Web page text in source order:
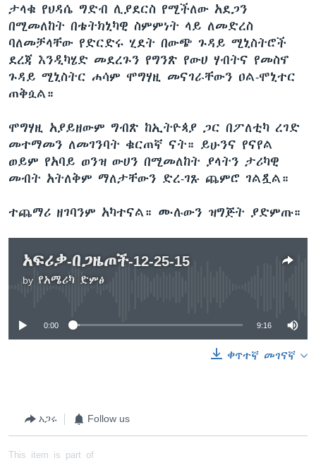
ታላቁ የህዳሴ ግድብ ሊያደርስ የሚችለው አደጋን
በሚመለከት በቴትክኒካዊ ስምምነት ላይ ለመድረስ
ባለመቻላቸው የድርድሩ ሂደት በውጭ ጉዳይ ሚኒስትሮች
ደረጃ እንዲካሄድ መደረጉን የግንጽ የውሀ ሃብትና የመስኖ
ጉዳይ ሚኒስትር ሐሳም ሞግሃዚ መናገራቸውን ዐል-ሞኒተር
ጠቅሷል።
ሞግሃዚ አያይዘውም ግብጽ ከኢትዮጳያ ጋር በፖለቲካ ረገድ
መተማመን ለመገንባት ቁርጠኛ ናት። ይሁንና የናየል
ወይም የአባይ ወንዝ ውሀን በሚመለከት ያላትን ታሪካዊ
መብት አትለቅም ማለታቸውን ድረ-ገጹ ጨምሮ ገልጿል።
ተጨማሪ ዘገባንም አካተናል። ሙሉውን ዝግጅት ያድምጡ።
አፍሪቃ-በጋዜጦች-12-25-15
by የአሜሪካ ድምፅ
No media source currently available
0:00 9:16
ቀጥተኛ መገናኛ
አጋሩ Follow us
This item is part of